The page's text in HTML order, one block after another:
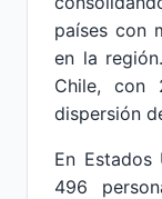
países con
en la
Chile, con
dispersión
En Estados
496